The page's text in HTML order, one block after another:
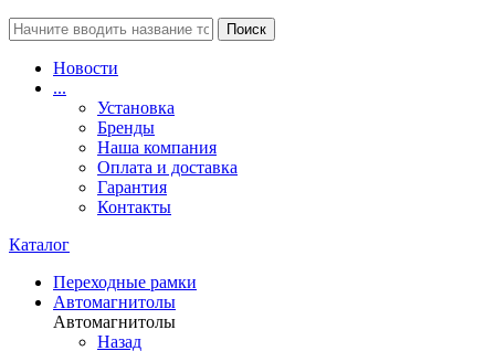
Поиск
Новости
...
Установка
Бренды
Наша компания
Оплата и доставка
Гарантия
Контакты
Каталог
Переходные рамки
Автомагнитолы
Автомагнитолы
Назад